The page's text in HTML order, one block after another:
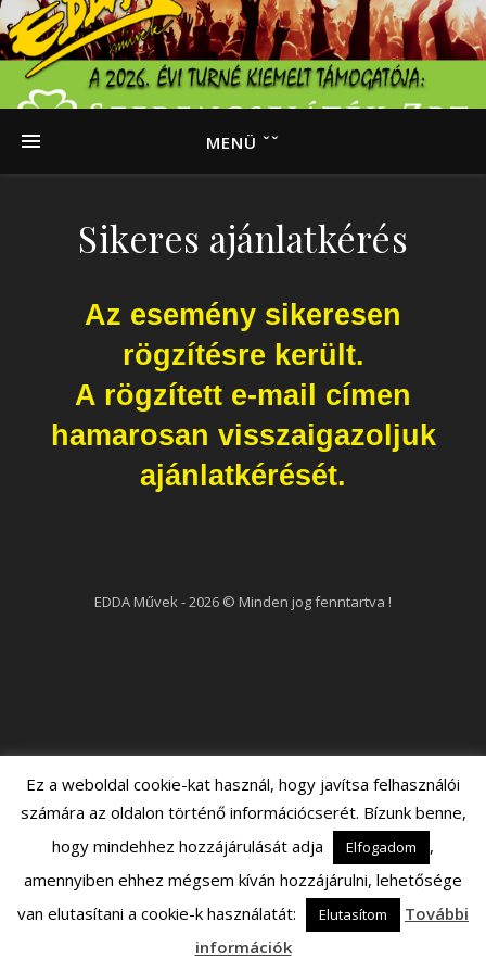
MENÜ ˇˇ
Sikeres ajánlatkérés
Az esemény sikeresen
rögzítésre került.
A rögzített e-mail címen
hamarosan visszaigazoljuk
ajánlatkérését.
EDDA Művek - 2026 © Minden jog fenntartva !
Ez a weboldal cookie-kat használ, hogy javítsa felhasználói
számára az oldalon történő információcserét. Bízunk benne,
hogy mindehhez hozzájárulását adja
Elfogadom
,
amennyiben ehhez mégsem kíván hozzájárulni, lehetősége
van elutasítani a cookie-k használatát:
Elutasítom
További
információk